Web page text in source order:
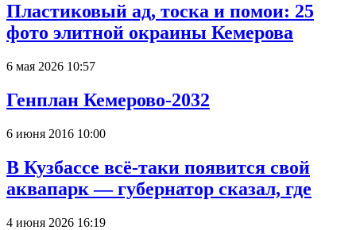
Пластиковый ад, тоска и помои: 25
фото элитной окраины Кемерова
6 мая 2026 10:57
Генплан Кемерово-2032
6 июня 2016 10:00
В Кузбассе всё-таки появится свой
аквапарк — губернатор сказал, где
4 июня 2026 16:19